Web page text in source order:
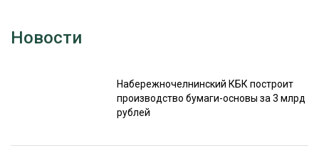
Новости
Набережночелнинский КБК построит
производство бумаги-основы за 3 млрд
рублей